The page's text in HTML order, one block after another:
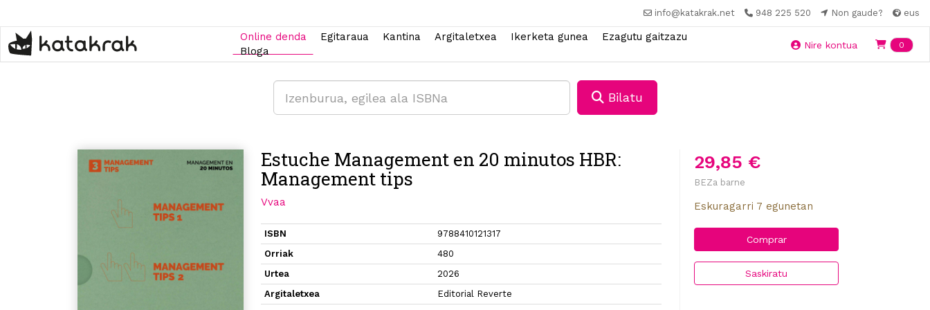
main
content
info@katakrak.net 948 225 520 Non gaude? eus
Online denda Egitaraua Kantina Argitaletxea Ikerketa gunea
Ezagutu gaitzazu
Bloga
Nire kontua 0
Bilatu
29,85 €
BEZa barne
Eskuragarri 7 egunetan
Comprar
Saskiratu
Estuche Management en 20 minutos HBR:
Management tips
Vvaa
ISBN
9788410121317
Orriak
480
Urtea
2026
Argitaletxea
Editorial Reverte